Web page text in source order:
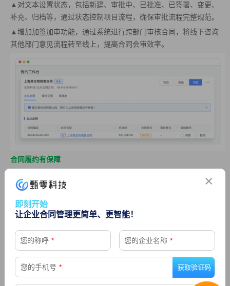
▲对文本设置状态，包括新建、审批中、已批准、已签署、变更、
补充、归档等，通过状态控制项目流程，确保审批流程完整规范。
▲增加加签加审功能，通过系统进行跨部门审核合同，将线下咨询
其他部门意见流程转至线上，提高合同会审效率。
合同履约有保障
公司产生不必要损失。
▲合同流转至归档节时系统均会提醒操作，为后期开展合同检查时
做好系统资料录入工作。
▲明确合同期限的合同到期后自动提醒相关人员是否续签，确保合
作事项有合同依据。
即刻开始
让企业合同管理更简单、更智能！
您的称呼 * 您的企业名称 *
您的手机号 *
×